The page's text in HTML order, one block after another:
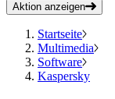
Aktion anzeigen
Startseite
Multimedia
Software
Kaspersky